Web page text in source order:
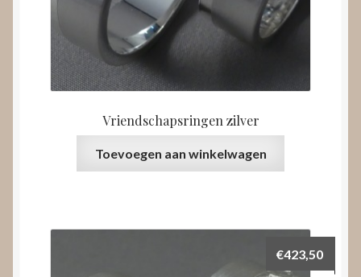
Vriendschapsringen zilver
Toevoegen aan winkelwagen
€423,50